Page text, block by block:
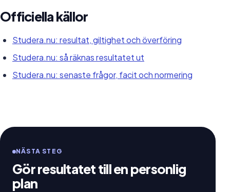
Officiella källor
Studera.nu: resultat, giltighet och överföring
Studera.nu: så räknas resultatet ut
Studera.nu: senaste frågor, facit och normering
NÄSTA STEG
Gör resultatet till en personlig
plan